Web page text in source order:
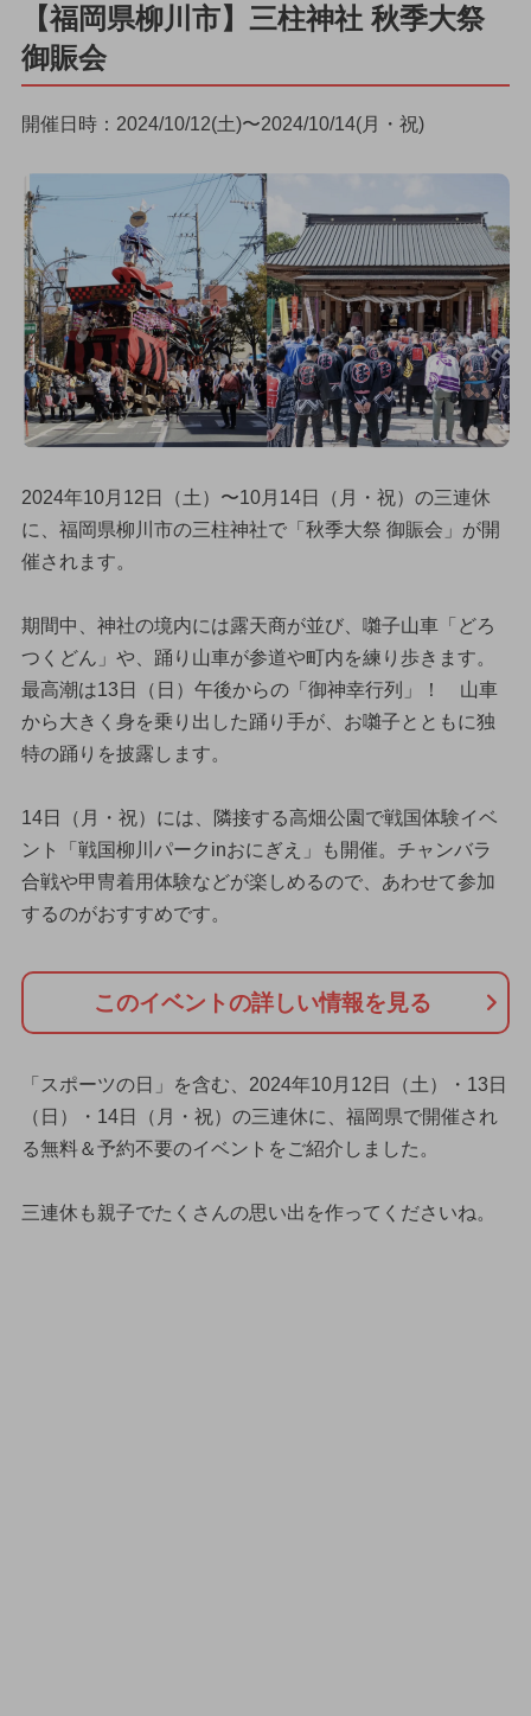
【福岡県柳川市】三柱神社 秋季大祭
御賑会
開催日時：2024/10/12(土)〜2024/10/14(月・祝)
2024年10月12日（土）〜10月14日（月・祝）の三連休
に、福岡県柳川市の三柱神社で「秋季大祭 御賑会」が開
催されます。
期間中、神社の境内には露天商が並び、囃子山車「どろ
つくどん」や、踊り山車が参道や町内を練り歩きます。
最高潮は13日（日）午後からの「御神幸行列」！ 山車
から大きく身を乗り出した踊り手が、お囃子とともに独
特の踊りを披露します。
14日（月・祝）には、隣接する高畑公園で戦国体験イベ
ント「戦国柳川パークinおにぎえ」も開催。チャンバラ
合戦や甲冑着用体験などが楽しめるので、あわせて参加
するのがおすすめです。
このイベントの詳しい情報を見る
「スポーツの日」を含む、2024年10月12日（土）・13日
（日）・14日（月・祝）の三連休に、福岡県で開催され
る無料＆予約不要のイベントをご紹介しました。
三連休も親子でたくさんの思い出を作ってくださいね。